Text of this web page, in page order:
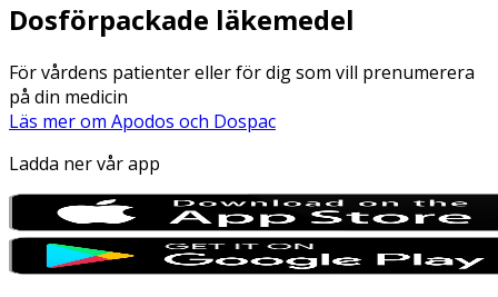
Dosförpackade läkemedel
För vårdens patienter eller för dig som vill prenumerera
på din medicin
Läs mer om Apodos och Dospac
Ladda ner vår app